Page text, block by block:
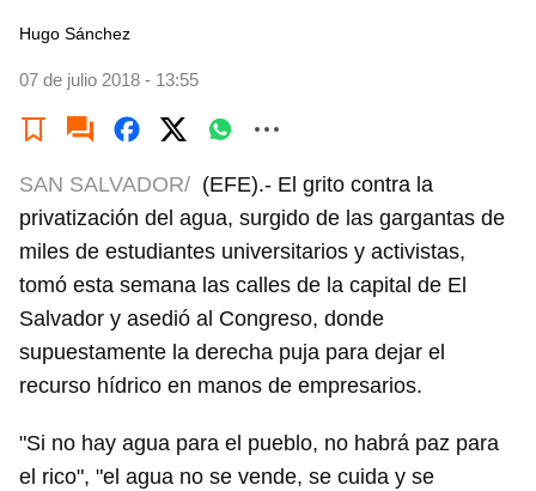
Hugo Sánchez
07 de julio 2018 - 13:55
SAN SALVADOR/ (EFE).- El grito contra la
privatización del agua, surgido de las gargantas de
miles de estudiantes universitarios y activistas,
tomó esta semana las calles de la capital de El
Salvador y asedió al Congreso, donde
supuestamente la derecha puja para dejar el
recurso hídrico en manos de empresarios.
"Si no hay agua para el pueblo, no habrá paz para
el rico", "el agua no se vende, se cuida y se